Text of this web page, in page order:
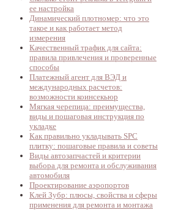
ее настройка
Динамический плотномер: что это
такое и как работает метод
измерения
Качественный трафик для сайта:
правила привлечения и проверенные
способы
Платежный агент для ВЭД и
международных расчетов:
возможности коинсекьюр
Мягкая черепица: преимущества,
виды и пошаговая инструкция по
укладке
Как правильно укладывать SPC
плитку: пошаговые правила и советы
Виды автозапчастей и критерии
выбора для ремонта и обслуживания
автомобиля
Проектирование аэропортов
Клей Зубр: плюсы, свойства и сферы
применения для ремонта и монтажа